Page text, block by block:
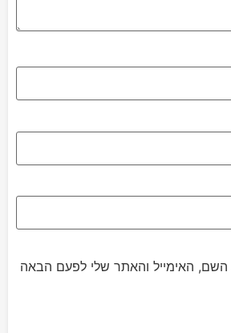
האימייל והאתר שלי לפעם הבאה